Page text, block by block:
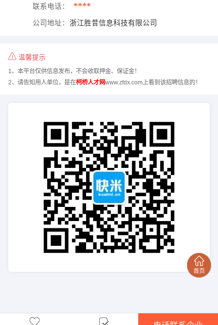
联系电话： ****
公司地址： 浙江胜昔信息科技有限公司
温馨提示
1、本平台仅供信息发布，不会收取押金、保证金！
2、请告知用人单位，是在柯桥人才网www.zfdx.com上看到该招聘信息的！